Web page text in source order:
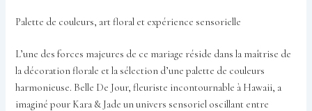
Palette de couleurs, art floral et expérience sensorielle
L’une des forces majeures de ce mariage réside dans la maîtrise de
la décoration florale et la sélection d’une palette de couleurs
harmonieuse. Belle De Jour, fleuriste incontournable à Hawaii, a
imaginé pour Kara & Jade un univers sensoriel oscillant entre